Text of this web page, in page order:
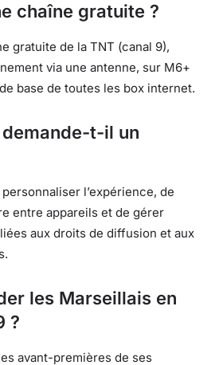
chaîne gratuite ?
gratuite de la TNT (canal 9),
via une antenne, sur M6+
base de toutes les box internet.
t-il un
l’expérience, de
entre appareils et de gérer
aux droits de diffusion et aux
les Marseillais en
?
avant-premières de ses